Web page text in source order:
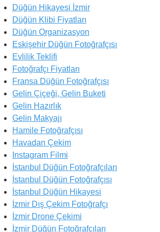
Düğün Hikayesi İzmir
Düğün Klibi Fiyatları
Düğün Organizasyon
Eskişehir Düğün Fotoğrafçısı
Evlilik Teklifi
Fotoğrafçı Fiyatları
Fransa Düğün Fotoğrafçısı
Gelin Çiçeği, Gelin Buketi
Gelin Hazırlık
Gelin Makyajı
Hamile Fotoğrafçısı
Havadan Çekim
Instagram Filmi
İstanbul Düğün Fotoğrafçıları
İstanbul Düğün Fotoğrafçısı
İstanbul Düğün Hikayesi
İzmir Dış Çekim Fotoğrafçı
İzmir Drone Çekimi
İzmir Düğün Fotoğrafçıları